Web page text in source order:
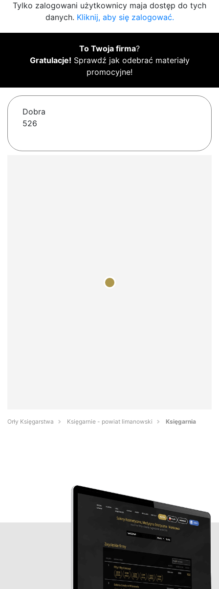
Tylko zalogowani użytkownicy maja dostęp do tych
danych. Kliknij, aby się zalogować.
To Twoja firma?
Gratulacje! Sprawdź jak odebrać materiały
promocyjne!
Dobra
526
Orły Księgarstwa Księgarnie - powiat limanowski Księgarnia